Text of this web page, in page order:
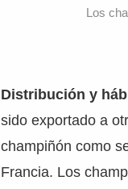
Los
Distribución y
sido exportado a
champiñón como
Francia. Los